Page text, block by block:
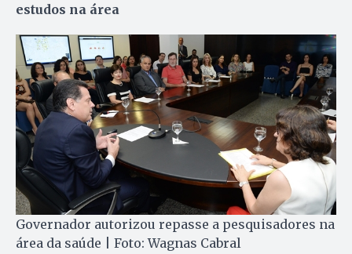
estudos na área
Governador autorizou repasse a pesquisadores na
área da saúde | Foto: Wagnas Cabral